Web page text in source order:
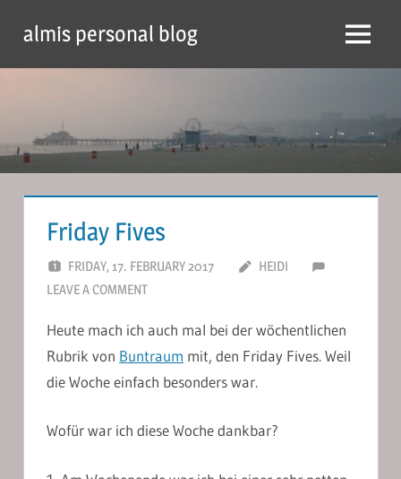
content
almis personal blog Menu
Friday Fives
FRIDAY, 17. FEBRUARY 2017
HEIDI
LEAVE A COMMENT
Heute mach ich auch mal bei der wöchentlichen
Rubrik von Buntraum mit, den Friday Fives. Weil
die Woche einfach besonders war.
Wofür war ich diese Woche dankbar?